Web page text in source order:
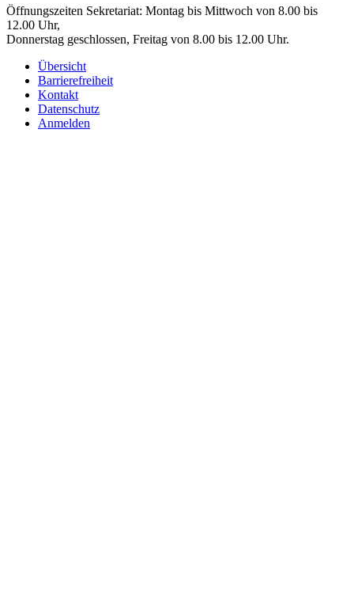
Öffnungszeiten Sekretariat: Montag bis Mittwoch von 8.00 bis
12.00 Uhr,
Donnerstag geschlossen, Freitag von 8.00 bis 12.00 Uhr.
Übersicht
Barrierefreiheit
Kontakt
Datenschutz
Anmelden